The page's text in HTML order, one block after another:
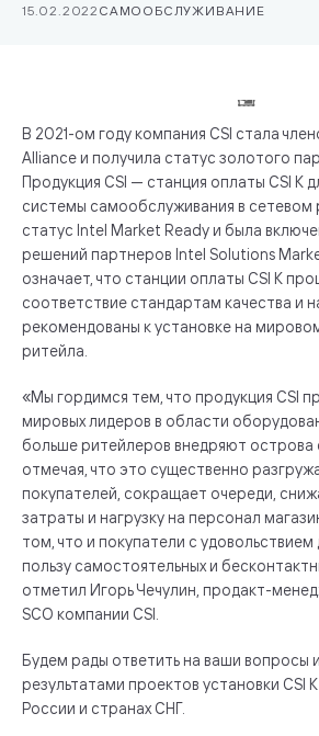
15.02.2022 САМООБСЛУЖИВАНИЕ
В 2021-ом году компания CSI стала
Alliance и получила статус золотого
Продукция CSI — станция оплаты CSI K
системы самообслуживания в сетевом
статус Intel Market Ready и была
решений партнеров Intel Solutions
означает, что станции оплаты CSI K
соответствие стандартам качества и
рекомендованы к установке на
ритейла.
«Мы гордимся тем, что продукция CSI
мировых лидеров в области
больше ритейлеров внедряют острова
отмечая, что это существенно
покупателей, сокращает очереди,
затраты и нагрузку на персонал
том, что и покупатели с
пользу самостоятельных и
отметил Игорь Чечулин, продакт-
SCO компании CSI.
Будем рады ответить на ваши вопросы
результатами проектов установки CSI
России и странах СНГ.